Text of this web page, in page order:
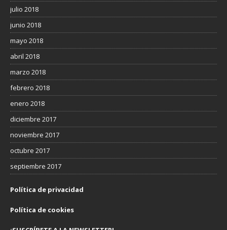
julio 2018
junio 2018
mayo 2018
abril 2018
marzo 2018
febrero 2018
enero 2018
diciembre 2017
noviembre 2017
octubre 2017
septiembre 2017
Política de privacidad
Política de cookies